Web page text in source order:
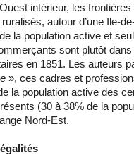
intérieur, les frontières
autour d’une Ile-
la population active et
sont plutôt
en 1851. Les auteurs
», ces cadres et
la population active des
(30 à 38% de la
Nord-Est.